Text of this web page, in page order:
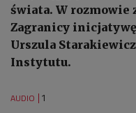
świata. W rozmowie
Zagranicy inicjatywę
Urszula
Instytutu.
AUDIO 1